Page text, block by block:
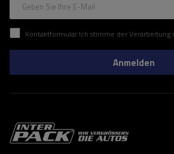
Geben Sie Ihre E-Mail
Kontaktformular Ich stimme der Verarbeitung meiner im Kontaktformular enthaltenen personenbezogenen Daten gemäß der
Anmelden